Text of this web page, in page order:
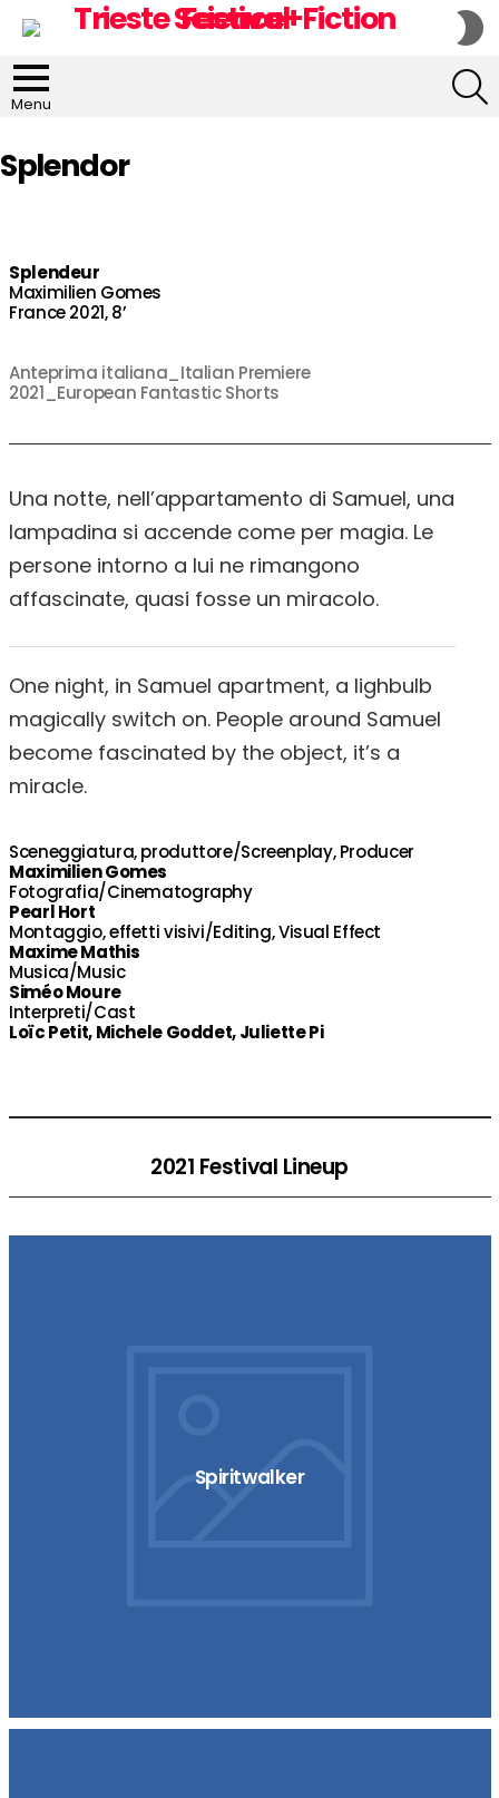
Menu
Splendor
Splendeur
Maximilien Gomes
France 2021, 8’
Anteprima italiana_Italian Premiere
2021_European Fantastic Shorts
Una notte, nell’appartamento di Samuel, una
lampadina si accende come per magia. Le
persone intorno a lui ne rimangono
affascinate, quasi fosse un miracolo.
One night, in Samuel apartment, a lighbulb
magically switch on. People around Samuel
become fascinated by the object, it’s a
miracle.
Sceneggiatura, produttore/Screenplay, Producer
Maximilien Gomes
Fotografia/Cinematography
Pearl Hort
Montaggio, effetti visivi/Editing, Visual Effect
Maxime Mathis
Musica/Music
Siméo Moure
Interpreti/Cast
Loïc Petit, Michele Goddet, Juliette Pi
2021 Festival Lineup
Spiritwalker